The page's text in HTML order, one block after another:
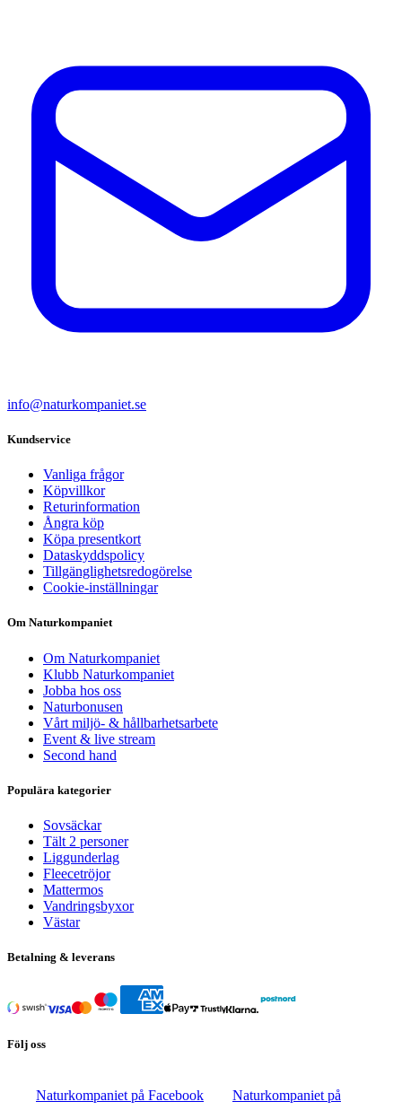
info@naturkompaniet.se
Kundservice
Vanliga frågor
Köpvillkor
Returinformation
Ångra köp
Köpa presentkort
Dataskyddspolicy
Tillgänglighetsredogörelse
Cookie-inställningar
Om Naturkompaniet
Om Naturkompaniet
Klubb Naturkompaniet
Jobba hos oss
Naturbonusen
Vårt miljö- & hållbarhetsarbete
Event & live stream
Second hand
Populära kategorier
Sovsäckar
Tält 2 personer
Liggunderlag
Fleecetröjor
Mattermos
Vandringsbyxor
Västar
Betalning & leverans
Följ oss
Naturkompaniet på Facebook Naturkompaniet på